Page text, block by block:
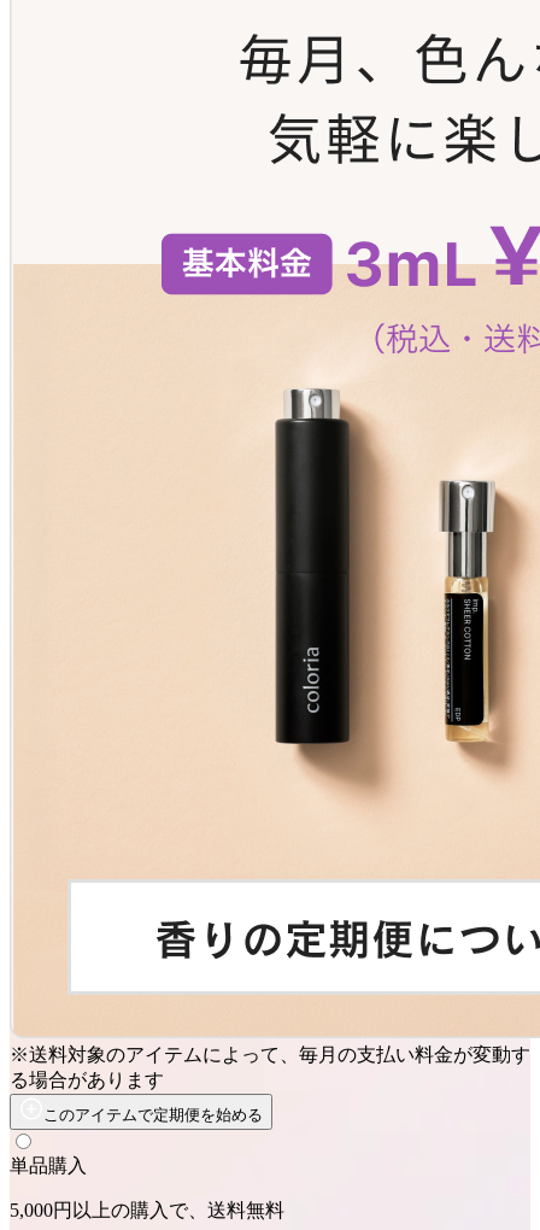
※送料対象のアイテムによって、毎月の支払い料金が変動す
る場合があります
このアイテムで定期便を始める
単品購入
5,000円以上の購入で、送料無料